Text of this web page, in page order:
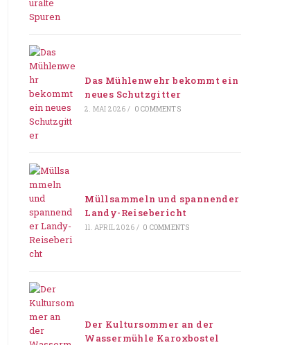
Das Mühlenwehr bekommt ein
neues Schutzgitter
2. MAI 2026 / 0 COMMENTS
Müllsammeln und spannender
Landy-Reisebericht
11. APRIL 2026 / 0 COMMENTS
Der Kultursommer an der
Wassermühle Karoxbostel